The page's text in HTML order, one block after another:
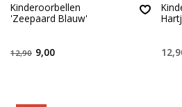
Kinderoorbellen
'Zeepaard Blauw'
12,90 9,00